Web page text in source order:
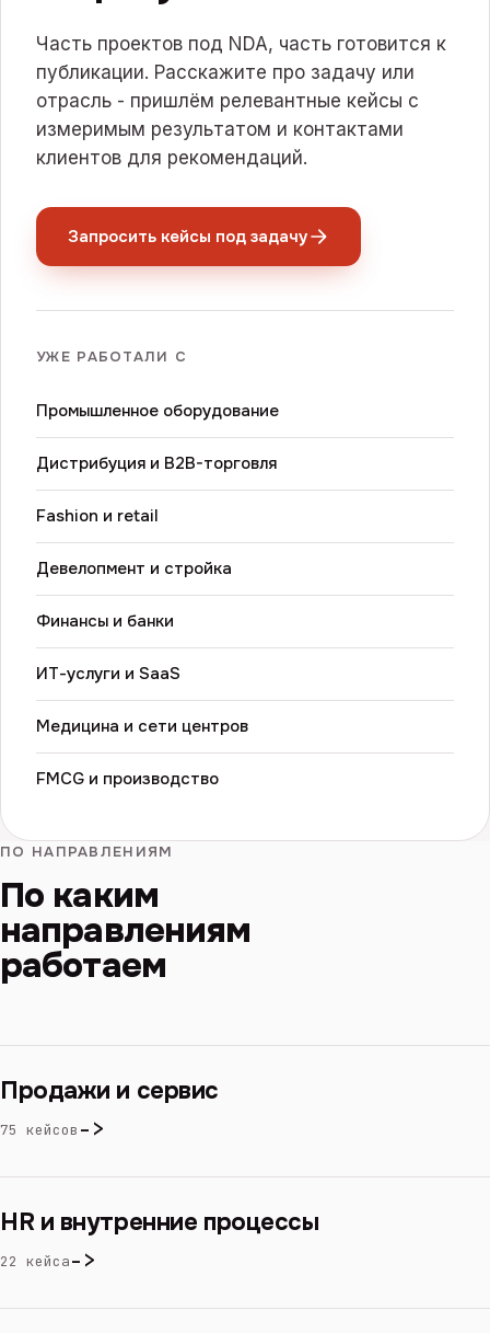
Часть проектов под NDA, часть готовится к
публикации. Расскажите про задачу или
отрасль - пришлём релевантные кейсы с
измеримым результатом и контактами
клиентов для рекомендаций.
Запросить кейсы под задачу
УЖЕ РАБОТАЛИ С
Промышленное оборудование
Дистрибуция и B2B-торговля
Fashion и retail
Девелопмент и стройка
Финансы и банки
ИТ-услуги и SaaS
Медицина и сети центров
FMCG и производство
ПО НАПРАВЛЕНИЯМ
По каким
направлениям
работаем
Продажи и сервис
75 кейсов ->
HR и внутренние процессы
22 кейса->